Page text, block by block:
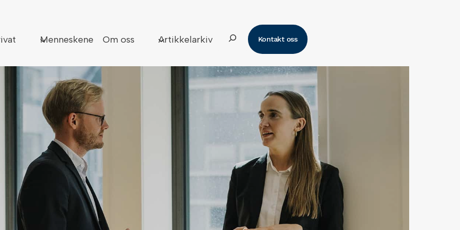
Menneskene Om oss Artikkelarkiv Søk Kontakt oss